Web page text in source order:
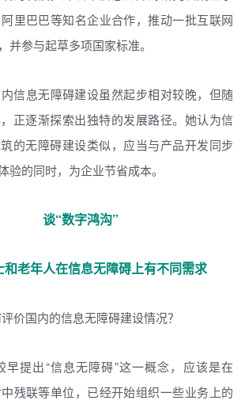
里巴巴等知名企业合作，推动一批互联网
并参与起草多项国家标准。
信息无障碍建设虽然起步相对较晚，但随
正逐渐探索出独特的发展路径。她认为信
的无障碍建设类似，应当与产品开发同步
验的同时，为企业节省成本。
谈“数字鸿沟”
和老年人在信息无障碍上有不同需求
价国内的信息无障碍建设情况？
早提出“信息无障碍”这一概念，应该是在
残联等单位，已经开始组织一些业务上的